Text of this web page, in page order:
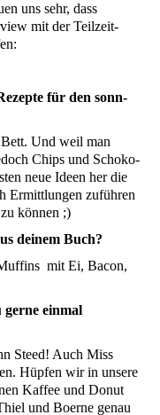
uns sehr, dass
mit der Teil­zeit­
für den sonn­
Und weil man
Chips und Scho­ko­
neue Ideen her die
Ermitt­lun­gen zufüh­ren
können ;)
dei­nem Buch?
mit Ei, Bacon,
ein­mal
Steed! Auch Miss
Hüp­fen wir in unse­re
Kaf­fee und Donut
und Boer­ne genau